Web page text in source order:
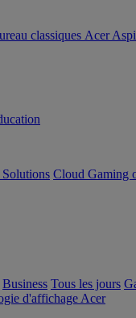
classiques Acer
Cloud Gaming
Business Tous les jours
d'affichage Acer